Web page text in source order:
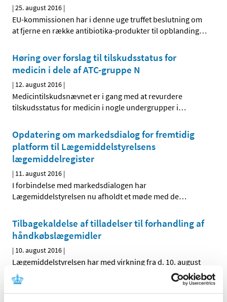
|25. august 2016 |
EU-kommissionen har i denne uge truffet beslutning om
at fjerne en række antibiotika-produkter til opblanding…
Høring over forslag til tilskudsstatus for
medicin i dele af ATC-gruppe N
| 12. august 2016 |
Medicintilskudsnævnet er i gang med at revurdere
tilskudsstatus for medicin i nogle undergrupper i…
Opdatering om markedsdialog for fremtidig
platform til Lægemiddelstyrelsens
lægemiddelregister
| 11. august 2016 |
I forbindelse med markedsdialogen har
Lægemiddelstyrelsen nu afholdt et møde med de…
Tilbagekaldelse af tilladelser til forhandling af
håndkøbslægemidler
| 10. august 2016 |
Lægemiddelstyrelsen har med virkning fra d. 10. august
2016 tilbagekaldt § 39 tilladelse til detailforhandling af…